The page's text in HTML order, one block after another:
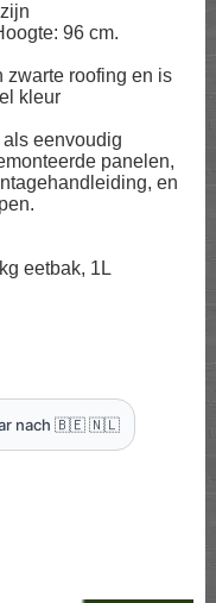
96 cm.
zwarte roofing en is
kleur
eenvoudig
panelen,
en
eetbak, 1L
nach 🇧🇪 🇳🇱